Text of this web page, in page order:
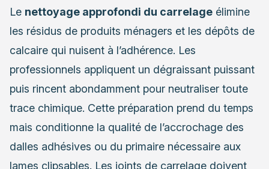
Le nettoyage approfondi du carrelage élimine
les résidus de produits ménagers et les dépôts de
calcaire qui nuisent à l’adhérence. Les
professionnels appliquent un dégraissant puissant
puis rincent abondamment pour neutraliser toute
trace chimique. Cette préparation prend du temps
mais conditionne la qualité de l’accrochage des
dalles adhésives ou du primaire nécessaire aux
lames clipsables. Les joints de carrelage doivent